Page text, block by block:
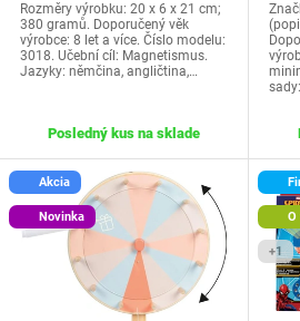
Rozměry výrobku: 20 x 6 x 21 cm;
380 gramů. Doporučený věk
výrobce: 8 let a více. Číslo modelu:
3018. Učební cíl: Magnetismus.
Jazyky: němčina, angličtina,…
Posledný kus na sklade
Akcia
Novinka O
+1